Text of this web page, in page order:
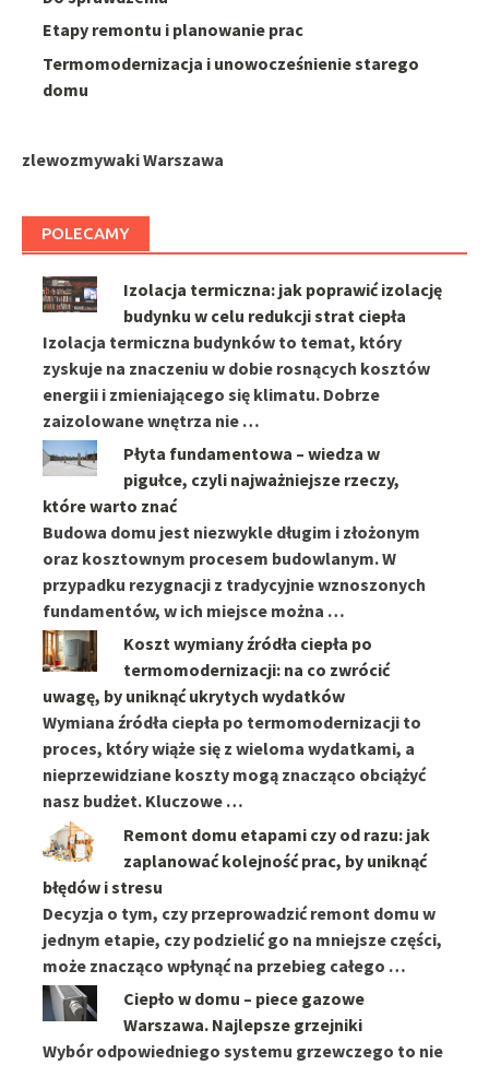
Etapy remontu i planowanie prac
Termomodernizacja i unowocześnienie starego
domu
zlewozmywaki Warszawa
POLECAMY
Izolacja termiczna: jak poprawić izolację
budynku w celu redukcji strat ciepła
Izolacja termiczna budynków to temat, który
zyskuje na znaczeniu w dobie rosnących kosztów
energii i zmieniającego się klimatu. Dobrze
zaizolowane wnętrza nie …
Płyta fundamentowa – wiedza w
pigułce, czyli najważniejsze rzeczy,
które warto znać
Budowa domu jest niezwykle długim i złożonym
oraz kosztownym procesem budowlanym. W
przypadku rezygnacji z tradycyjnie wznoszonych
fundamentów, w ich miejsce można …
Koszt wymiany źródła ciepła po
termomodernizacji: na co zwrócić
uwagę, by uniknąć ukrytych wydatków
Wymiana źródła ciepła po termomodernizacji to
proces, który wiąże się z wieloma wydatkami, a
nieprzewidziane koszty mogą znacząco obciążyć
nasz budżet. Kluczowe …
Remont domu etapami czy od razu: jak
zaplanować kolejność prac, by uniknąć
błędów i stresu
Decyzja o tym, czy przeprowadzić remont domu w
jednym etapie, czy podzielić go na mniejsze części,
może znacząco wpłynąć na przebieg całego …
Ciepło w domu – piece gazowe
Warszawa. Najlepsze grzejniki
Wybór odpowiedniego systemu grzewczego to nie